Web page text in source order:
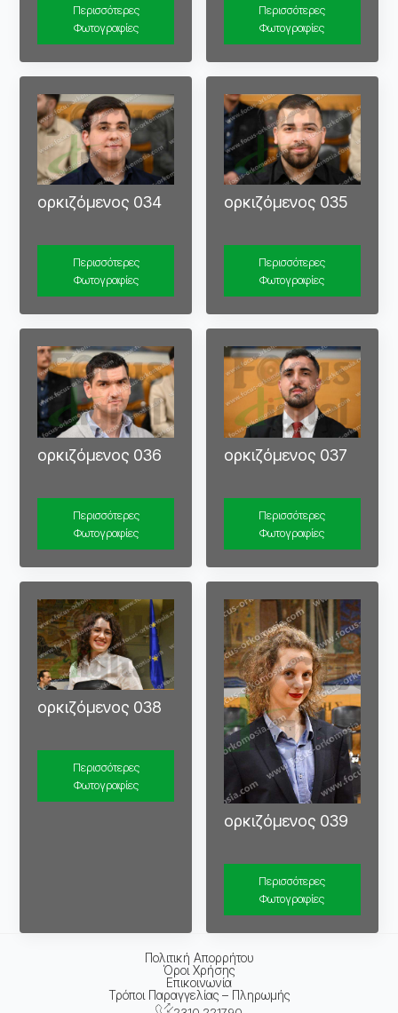
Περισσότερες
Φωτογραφίες
Περισσότερες
Φωτογραφίες
ορκιζόμενος 034
Περισσότερες
Φωτογραφίες
ορκιζόμενος 035
Περισσότερες
Φωτογραφίες
ορκιζόμενος 036
Περισσότερες
Φωτογραφίες
ορκιζόμενος 037
Περισσότερες
Φωτογραφίες
ορκιζόμενος 038
Περισσότερες
Φωτογραφίες
ορκιζόμενος 039
Περισσότερες
Φωτογραφίες
Πολιτική Απορρήτου
Όροι Χρήσης
Επικοινωνία
Τρόποι Παραγγελίας – Πληρωμής